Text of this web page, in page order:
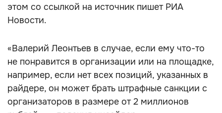
этом со ссылкой на источник пишет РИА
Новости.
«Валерий Леонтьев в случае, если ему что-то
не понравится в организации или на площадке,
например, если нет всех позиций, указанных в
райдере, он может брать штрафные санкции с
организаторов в размере от 2 миллионов